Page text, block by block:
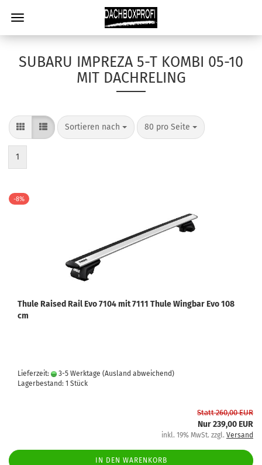
SUBARU IMPREZA 5-T KOMBI 05-10
MIT DACHRELING
Sortieren nach 80 pro Seite
1
-8%
Thule Raised Rail Evo 7104 mit 7111 Thule Wingbar Evo 108
cm
Lieferzeit: 3-5 Werktage (Ausland abweichend)
Lagerbestand: 1 Stück
Statt 260,00 EUR
Nur 239,00 EUR
inkl. 19% MwSt. zzgl. Versand
IN DEN WARENKORB